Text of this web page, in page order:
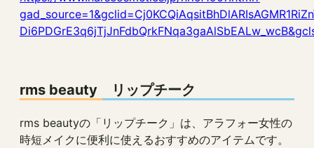
rms beauty リップチーク
rms beautyの「リップチーク」は、アラフォー女性の
時短メイクに便利に使えるおすすめのアイテムです。